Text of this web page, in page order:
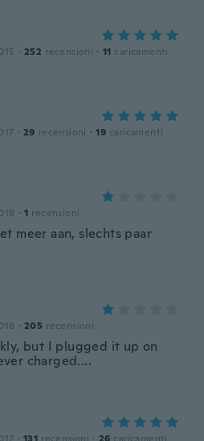
· 252 recensioni · 11 caricamenti
· 29 recensioni · 19 caricamenti
· 1 recensioni
meer aan, slechts paar
· 205 recensioni
but I plugged it up on
charged....